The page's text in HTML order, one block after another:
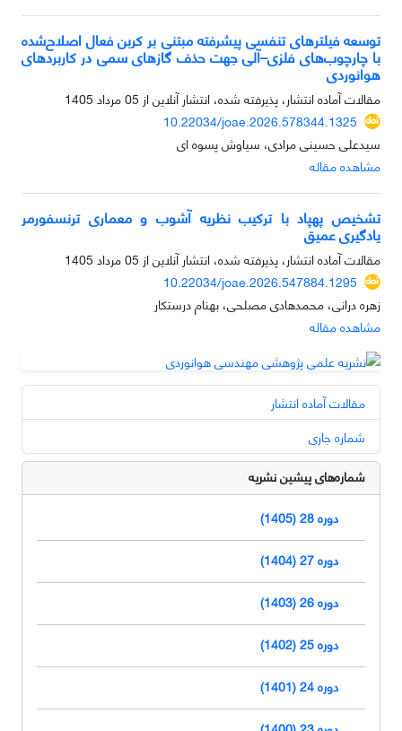
توسعه فیلترهای تنفسی پیشرفته مبتنی بر کربن فعال اصلاح‌شده
با چارچوب‌های فلزی–آلی جهت حذف گازهای سمی در کاربردهای
هوانوردی
مقالات آماده انتشار، پذیرفته شده، انتشار آنلاین از 05 مرداد 1405
10.22034/joae.2026.578344.1325
سیدعلی حسینی مرادی، سیاوش پسوه ای
مشاهده مقاله
تشخیص پهپاد با ترکیب نظریه آشوب و معماری ترنسفورمر
یادگیری عمیق
مقالات آماده انتشار، پذیرفته شده، انتشار آنلاین از 05 مرداد 1405
10.22034/joae.2026.547884.1295
زهره درانی، محمدهادی مصلحی، بهنام درستکار
مشاهده مقاله
مقالات آماده انتشار
شماره جاری
شماره‌های پیشین نشریه
دوره 28 (1405)
دوره 27 (1404)
دوره 26 (1403)
دوره 25 (1402)
دوره 24 (1401)